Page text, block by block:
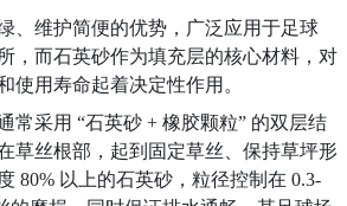
、维护简便的优势，广泛应用于足球
，而石英砂作为填充层的核心材料，对
使用寿命起着决定性作用。
常采用 “石英砂 + 橡胶颗粒” 的双层结
草丝根部，起到固定草丝、保持草坪形
80% 以上的石英砂，粒径控制在 0.3-